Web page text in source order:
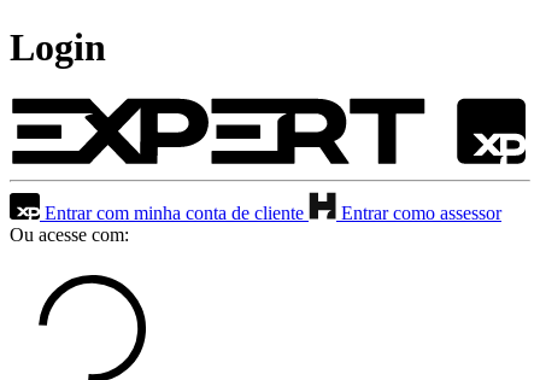
Login
Entrar com minha conta de cliente
Entrar como assessor
Ou acesse com: